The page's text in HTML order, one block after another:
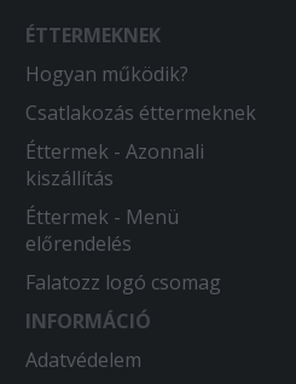
ÉTTERMEKNEK
Hogyan működik?
Csatlakozás éttermeknek
Éttermek - Azonnali
kiszállítás
Éttermek - Menü
előrendelés
Falatozz logó csomag
INFORMÁCIÓ
Adatvédelem